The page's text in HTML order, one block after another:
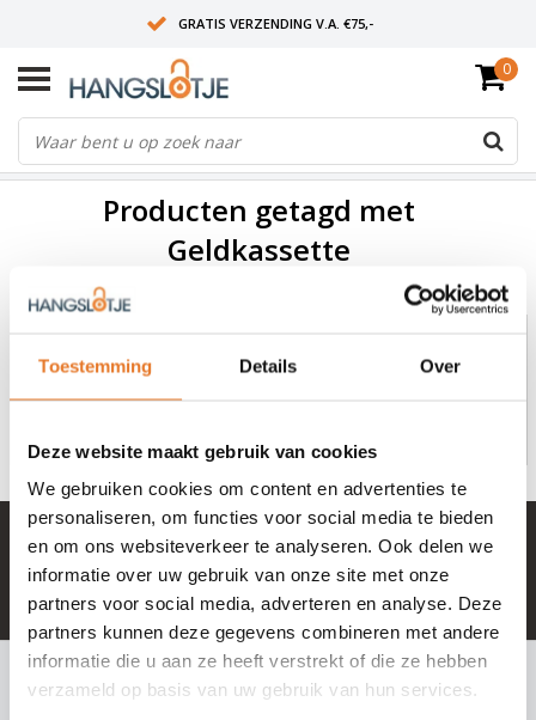
Toestemming Details Over
Deze website maakt gebruik van cookies
We gebruiken cookies om content en advertenties te
personaliseren, om functies voor social media te bieden
en om ons websiteverkeer te analyseren. Ook delen we
informatie over uw gebruik van onze site met onze
partners voor social media, adverteren en analyse. Deze
partners kunnen deze gegevens combineren met andere
informatie die u aan ze heeft verstrekt of die ze hebben
verzameld op basis van uw gebruik van hun services.
GRATIS VERZENDING V.A. €75,-
OP WERKDAGEN VOOR 15:00 BESTELD? VOLGENDE DAG OP SLOT!
ALLES UIT VOORRAAD
0
Producten getagd met
Geldkassette
0
+ 100.000 tevreden klanten in NL & BE
Mail naarinfo@hangslotje.nl
of bel0488 - 745447
INSCHRIJVEN NIEUWSBRIEF
Meld je nu aan voor extra informatie of nieuwe producten